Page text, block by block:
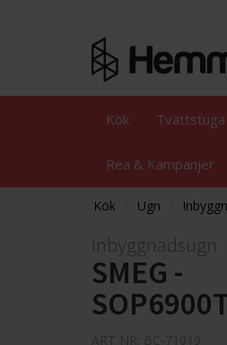
Kök Tvättstuga
Rea & Kampanjer
Kök Ugn
Inbyggnadsugn
SMEG -